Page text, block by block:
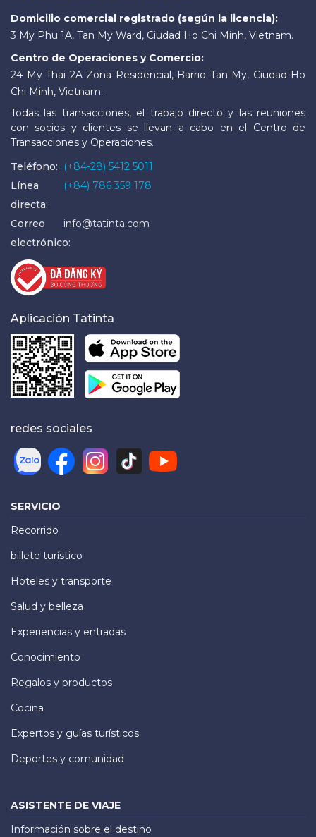
Domicilio comercial registrado (según la licencia):
3 My Phu 1A, Tan My Ward, Ciudad Ho Chi Minh, Vietnam.
Centro de Operaciones y Comercio:
24 My Thai 2A Zona Residencial, Barrio Tan My, Ciudad Ho
Chi Minh, Vietnam.
Todas las transacciones, el trabajo directo y las reuniones
con socios y clientes se llevan a cabo en el Centro de
Transacciones y Operaciones.
Teléfono:
(+84-28) 5412 5011
Línea
directa:
(+84) 786 359 178
Correo
electrónico:
info@tatinta.com
Aplicación Tatinta
redes sociales
SERVICIO
Recorrido
billete turístico
Hoteles y transporte
Salud y belleza
Experiencias y entradas
Conocimiento
Regalos y productos
Cocina
Expertos y guías turísticos
Deportes y comunidad
ASISTENTE DE VIAJE
Información sobre el destino